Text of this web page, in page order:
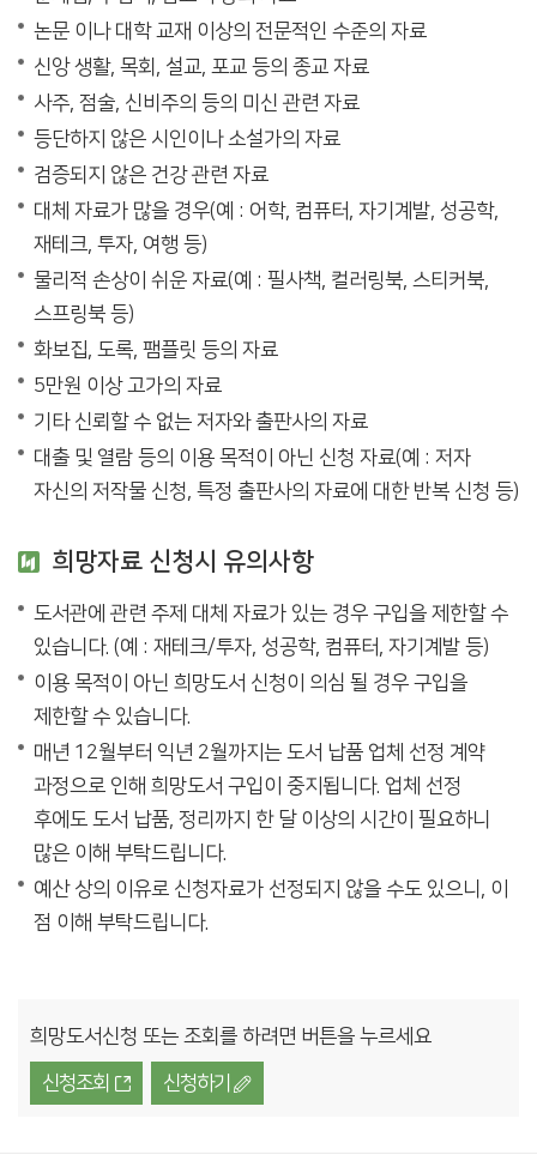
논문 이나 대학 교재 이상의 전문적인 수준의 자료
신앙 생활, 목회, 설교, 포교 등의 종교 자료
사주, 점술, 신비주의 등의 미신 관련 자료
등단하지 않은 시인이나 소설가의 자료
검증되지 않은 건강 관련 자료
대체 자료가 많을 경우(예 : 어학, 컴퓨터, 자기계발, 성공학,
재테크, 투자, 여행 등)
물리적 손상이 쉬운 자료(예 : 필사책, 컬러링북, 스티커북,
스프링북 등)
화보집, 도록, 팸플릿 등의 자료
5만원 이상 고가의 자료
기타 신뢰할 수 없는 저자와 출판사의 자료
대출 및 열람 등의 이용 목적이 아닌 신청 자료(예 : 저자
자신의 저작물 신청, 특정 출판사의 자료에 대한 반복 신청 등)
희망자료 신청시 유의사항
도서관에 관련 주제 대체 자료가 있는 경우 구입을 제한할 수
있습니다. (예 : 재테크/투자, 성공학, 컴퓨터, 자기계발 등)
이용 목적이 아닌 희망도서 신청이 의심 될 경우 구입을
제한할 수 있습니다.
매년 12월부터 익년 2월까지는 도서 납품 업체 선정 계약
과정으로 인해 희망도서 구입이 중지됩니다. 업체 선정
후에도 도서 납품, 정리까지 한 달 이상의 시간이 필요하니
많은 이해 부탁드립니다.
예산 상의 이유로 신청자료가 선정되지 않을 수도 있으니, 이
점 이해 부탁드립니다.
희망도서신청 또는 조회를 하려면 버튼을 누르세요
신청조회 신청하기